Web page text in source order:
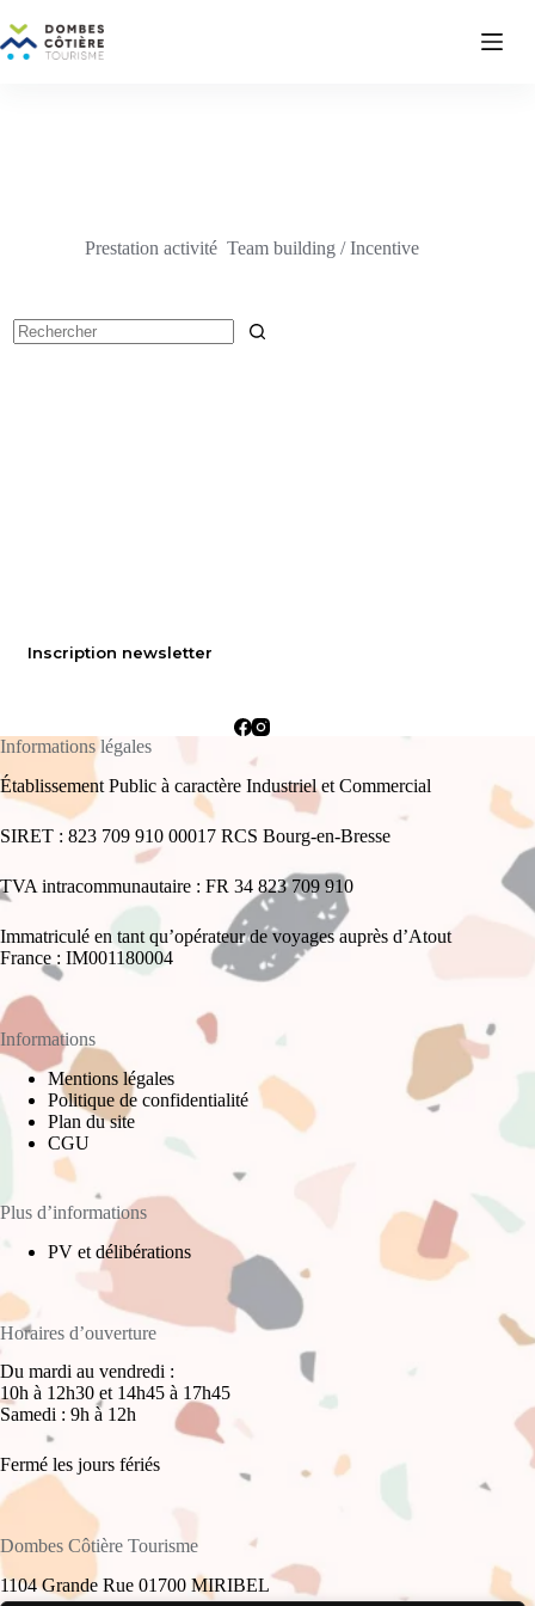
au
contenu
Prestation activité Team building / Incentive
Inscription newsletter
Informations légales
Établissement Public à caractère Industriel et Commercial
SIRET : 823 709 910 00017 RCS Bourg-en-Bresse
TVA intracommunautaire : FR 34 823 709 910
Immatriculé en tant qu’opérateur de voyages auprès d’Atout
France : IM001180004
Informations
Mentions légales
Politique de confidentialité
Plan du site
CGU
Plus d’informations
PV et délibérations
Horaires d’ouverture
Du mardi au vendredi :
10h à 12h30 et 14h45 à 17h45
Samedi : 9h à 12h
Fermé les jours fériés
Dombes Côtière Tourisme
1104 Grande Rue 01700 MIRIBEL